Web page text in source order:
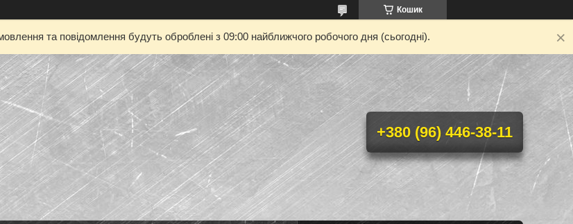
Кошик
та повідомлення будуть оброблені з 09:00 найближчого робочого дня (сьогодні).
+380 (96) 446-38-11